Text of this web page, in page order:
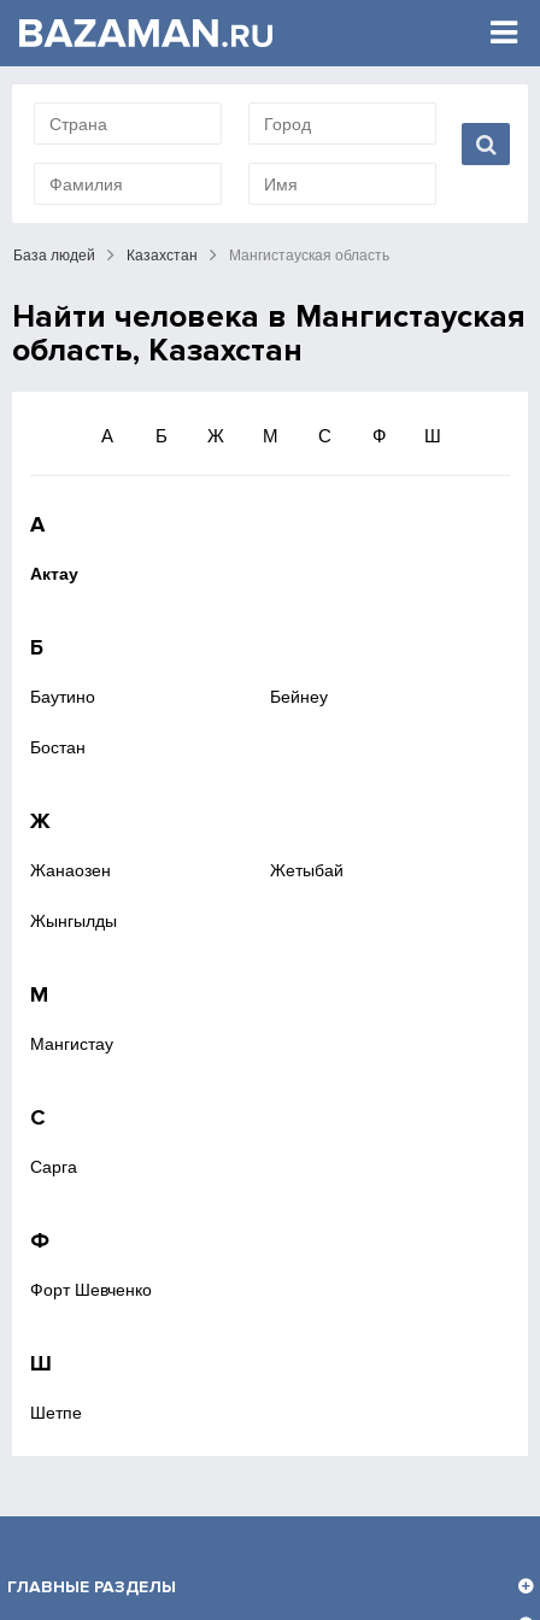
База людей Казахстан Мангистауская область
Найти человека в Мангистауская
область, Казахстан
А Б Ж М С Ф Ш
А
Актау
Б
Баутино Бейнеу
Бостан
Ж
Жанаозен Жетыбай
Жынгылды
М
Мангистау
С
Сарга
Ф
Форт Шевченко
Ш
Шетпе
ГЛАВНЫЕ РАЗДЕЛЫ